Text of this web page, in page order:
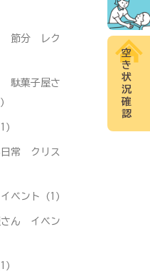
節分 レク
駄菓子屋さ
常 クリス
ベント (1)
ん イベン
空
き
状
況
確
認